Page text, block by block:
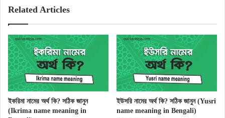
Related Articles
ইকরিমা নামের অর্থ কি? সঠিক জানুন
(Ikrima name meaning in
ইউসরি নামের অর্থ কি? সঠিক জানুন (Yusri
name meaning in Bengali)